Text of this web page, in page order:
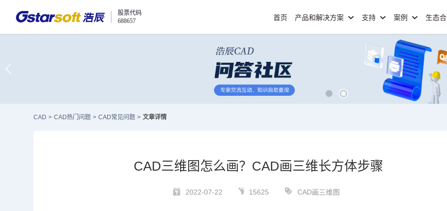
股票代码
688657
首页 产品和解决方案 支持 案例 生态
CAD > CAD热门问题 > CAD常见问题 > 文章详情
CAD三维图怎么画？CAD画三维长方体步骤
2022-07-22 15625 CAD画三维图